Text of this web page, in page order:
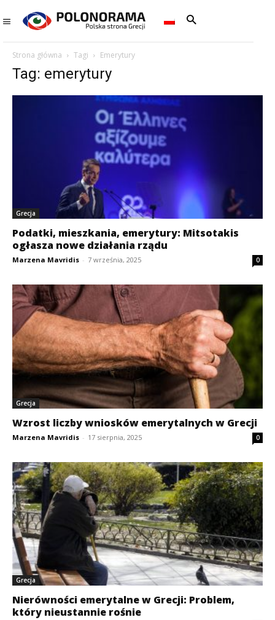
Strona główna Tagi Emerytury
Tag: emerytury
Grecja
Podatki, mieszkania, emerytury: Mitsotakis
ogłasza nowe działania rządu
Marzena Mavridis - 7 września, 2025 0
Grecja
Wzrost liczby wniosków emerytalnych w Grecji
Marzena Mavridis - 17 sierpnia, 2025 0
Grecja
Nierówności emerytalne w Grecji: Problem,
który nieustannie rośnie